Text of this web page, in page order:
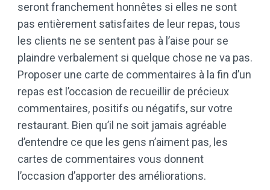
seront franchement honnêtes si elles ne sont
pas entièrement satisfaites de leur repas, tous
les clients ne se sentent pas à l’aise pour se
plaindre verbalement si quelque chose ne va pas.
Proposer une carte de commentaires à la fin d’un
repas est l’occasion de recueillir de précieux
commentaires, positifs ou négatifs, sur votre
restaurant. Bien qu’il ne soit jamais agréable
d’entendre ce que les gens n’aiment pas, les
cartes de commentaires vous donnent
l’occasion d’apporter des améliorations.